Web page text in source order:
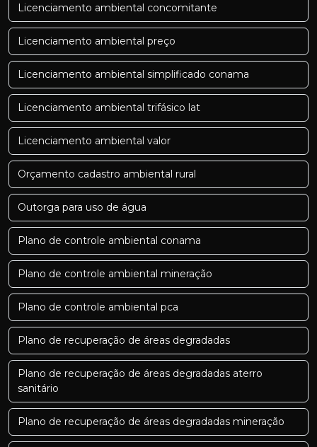
Licenciamento ambiental concomitante
Licenciamento ambiental preço
Licenciamento ambiental simplificado conama
Licenciamento ambiental trifásico lat
Licenciamento ambiental valor
Orçamento cadastro ambiental rural
Outorga para uso de água
Plano de controle ambiental conama
Plano de controle ambiental mineração
Plano de controle ambiental pca
Plano de recuperação de áreas degradadas
Plano de recuperação de áreas degradadas aterro
sanitário
Plano de recuperação de áreas degradadas mineração